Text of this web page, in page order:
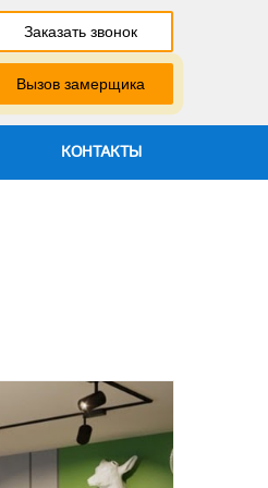
Заказать звонок
Вызов замерщика
КОНТАКТЫ